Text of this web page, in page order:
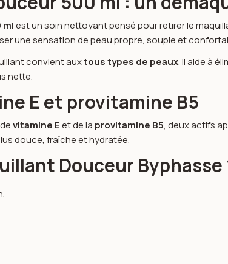
mlest un soin nettoyant pensé pour retirer le
une sensation de peau propre, souple et
convient auxtous types de peaux. Il aide à
nette.
E et provitamine B5
vitamine Eet de la provitamine B5, deux actifs
douce, fraîche et hydratée.
Douceur Byphasse